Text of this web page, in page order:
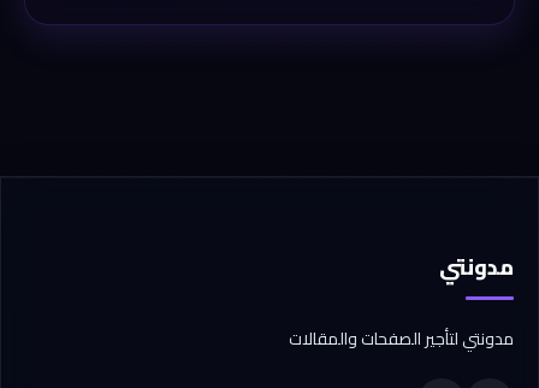
مدونتي
مدونتي لتأجير الصفحات والمقالات